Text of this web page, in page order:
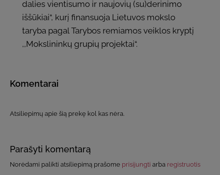
dalies vientisumo ir naujovių (su)derinimo
iššūkiai“, kurį finansuoja Lietuvos mokslo
taryba pagal Tarybos remiamos veiklos kryptį
,,Mokslininkų grupių projektai“.
Komentarai
Atsiliepimų apie šią prekę kol kas nėra.
Parašyti komentarą
Norėdami palikti atsiliepimą prašome prisijungti arba registruotis